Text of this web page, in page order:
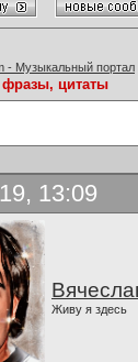
- Музыкальный портал
цитаты
13:09
Живу я здесь